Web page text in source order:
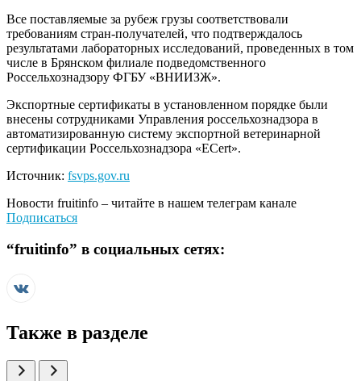
Все поставляемые за рубеж грузы соответствовали
требованиям стран-получателей, что подтверждалось
результатами лабораторных исследований, проведенных в том
числе в Брянском филиале подведомственного
Россельхознадзору ФГБУ «ВНИИЗЖ».
Экспортные сертификаты в установленном порядке были
внесены сотрудниками Управления россельхознадзора в
автоматизированную систему экспортной ветеринарной
сертификации Россельхознадзора «ECert».
Источник: fsvps.gov.ru
Новости fruitinfo – читайте в нашем телеграм канале
Подписаться
“fruitinfo” в социальных сетях:
Также в разделе